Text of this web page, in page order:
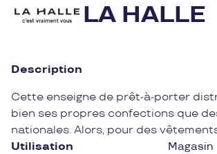
LA HALLE
Description
Cette enseigne de prêt-à-porter
bien ses propres confections que
nationales. Alors, pour des
meilleur prix, n’hésitez pas et
Utilisation Magasin